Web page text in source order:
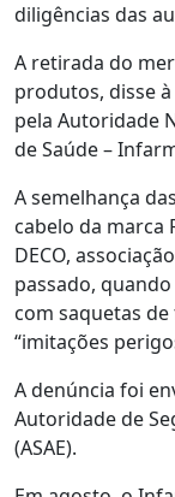
diligências das
A retirada do
produtos, disse
pela Autoridade
de Saúde –
A semelhança
cabelo da marca
DECO,
passado,
com saquetas
“imitações
A denúncia foi
Autoridade de
(ASAE).